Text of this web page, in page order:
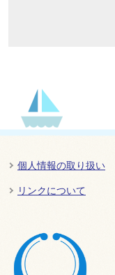
個人情報の取り扱い
リンクについて